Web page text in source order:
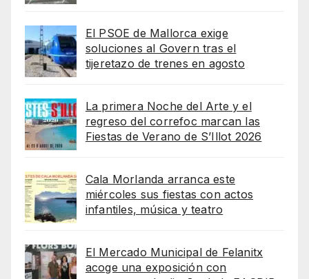
El PSOE de Mallorca exige
soluciones al Govern tras el
tijeretazo de trenes en agosto
La primera Noche del Arte y el
regreso del correfoc marcan las
Fiestas de Verano de S’Illot 2026
Cala Morlanda arranca este
miércoles sus fiestas con actos
infantiles, música y teatro
El Mercado Municipal de Felanitx
acoge una exposición con